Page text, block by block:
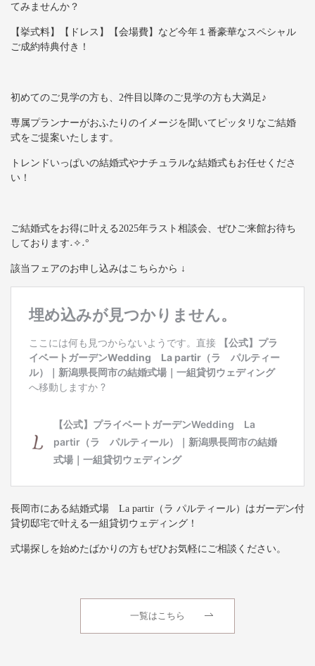
てみませんか？
【挙式料】【ドレス】【会場費】など今年１番豪華なスペシャル
ご成約特典付き！
初めてのご見学の方も、2件目以降のご見学の方も大満足♪
専属プランナーがおふたりのイメージを聞いてピッタリなご結婚
式をご提案いたします。
トレンドいっぱいの結婚式やナチュラルな結婚式もお任せくださ
い！
ご結婚式をお得に叶える2025年ラスト相談会、ぜひご来館お待ち
しております˖✧˖°
該当フェアのお申し込みはこちらから ↓
長岡市にある結婚式場 La partir（ラ パルティール）はガーデン付
貸切邸宅で叶える一組貸切ウェディング！
式場探しを始めたばかりの方もぜひお気軽にご相談ください。
一覧はこちら